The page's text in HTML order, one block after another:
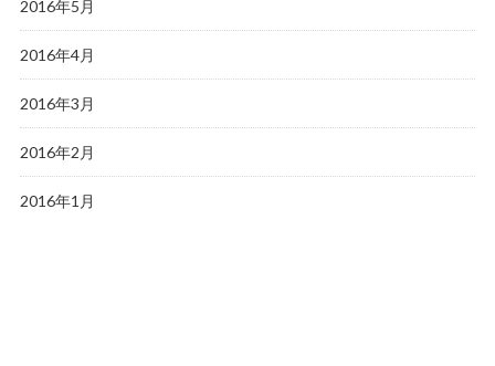
2016年5月
2016年4月
2016年3月
2016年2月
2016年1月